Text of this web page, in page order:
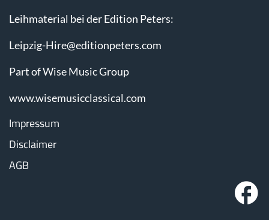
Leihmaterial bei der Edition Peters:
Leipzig-Hire@editionpeters.com
Part of Wise Music Group
www.wisemusicclassical.com
Impressum
Disclaimer
AGB